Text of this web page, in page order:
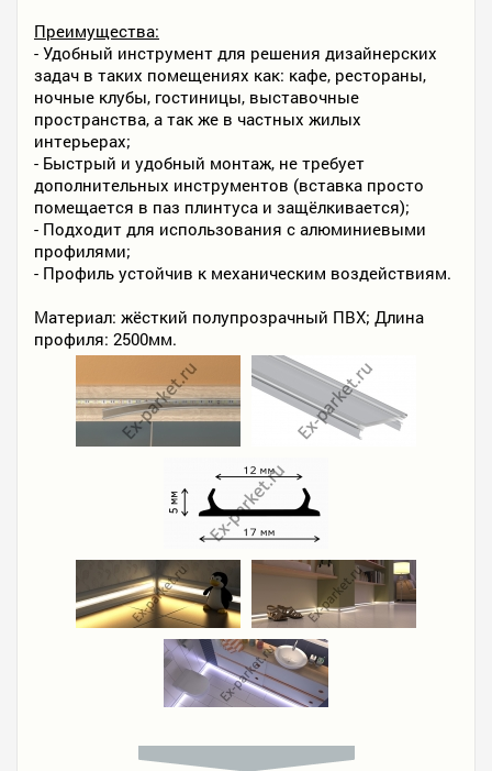
Преимущества:
- Удобный инструмент для решения дизайнерских
задач в таких помещениях как: кафе, рестораны,
ночные клубы, гостиницы, выставочные
пространства, а так же в частных жилых
интерьерах;
- Быстрый и удобный монтаж, не требует
дополнительных инструментов (вставка просто
помещается в паз плинтуса и защёлкивается);
- Подходит для использования с алюминиевыми
профилями;
- Профиль устойчив к механическим воздействиям.
Материал: жёсткий полупрозрачный ПВХ; Длина
профиля: 2500мм.